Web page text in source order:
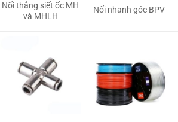
Nối thẳng siết ốc MH
và MHLH
Nối nhanh góc BPV